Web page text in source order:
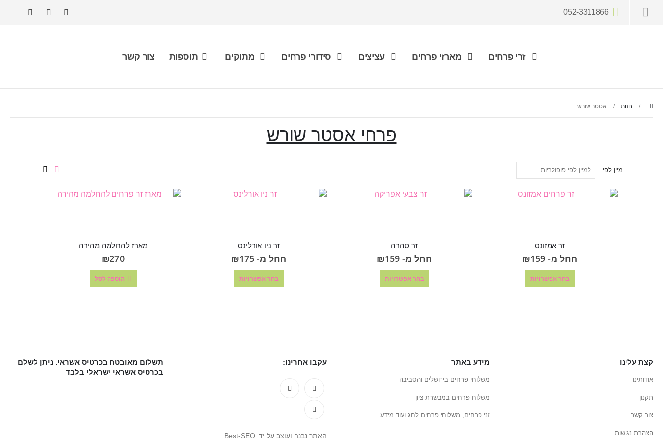
052-3311866
זרי פרחים מארזי פרחים עציצים סידורי פרחים מתוקים תוספות צור קשר
חנות אסטר שורש
פרחי אסטר שורש
מיין לפי:
זר אמזונס
החל מ- ₪159
בחר אפשרויות
זר סהרה
החל מ- ₪159
בחר אפשרויות
זר ניו אורלינס
החל מ- ₪175
בחר אפשרויות
מארז להחלמה מהירה
₪270
הוספה לסל
קצת עלינו
אודותינו
תקנון
צור קשר
הצהרת נגישות
מידע באתר
משלוחי פרחים בירושלים והסביבה
משלוח פרחים במבשרת ציון
זני פרחים, משלוחי פרחים לחג ועוד מידע
עקבו אחרינו:
האתר נבנה ועוצב על ידי Best-SEO
תשלום מאובטח בכרטיס אשראי. ניתן לשלם
בכרטיס אשראי ישראלי בלבד